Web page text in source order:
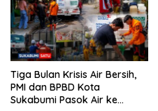
Tiga Bulan Krisis Air Bersih,
PMI dan BPBD Kota
Sukabumi Pasok Air ke